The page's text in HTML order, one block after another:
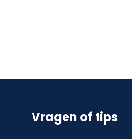
Vragen of tips